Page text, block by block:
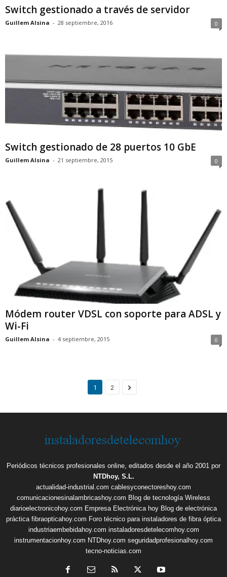
Switch gestionado a través de servidor
Guillem Alsina - 28 septiembre, 2016 0
Switch gestionado de 28 puertos 10 GbE
Guillem Alsina - 21 septiembre, 2015 0
Módem router VDSL con soporte para ADSL y
Wi-Fi
Guillem Alsina - 4 septiembre, 2015 0
1 2
Periódicos técnicos profesionales online, editados desde el año 2001 por
NTDhoy, S.L.
actualidad-industrial.com cablesyconectoreshoy.com
comunicacionesinalambricashoy.com Blog de tecnología Wireless
diarioelectronicohoy.com Empresa Electrónica hoy Blog de electrónica
práctica fibraopticahoy.com Foro técnico para instaladores de fibra óptica
industriaembebidahoy.com instaladoresdetelecomhoy.com
instrumentacionhoy.com NTDhoy.com seguridadprofesionalhoy.com
tecno-noticias.com